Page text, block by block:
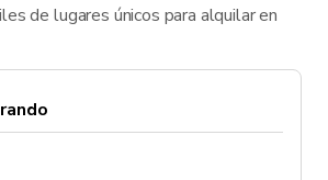
de lugares únicos para alquilar en